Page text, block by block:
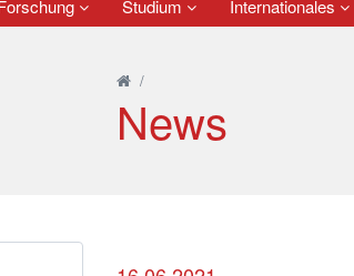
Studium Internationales
/
News